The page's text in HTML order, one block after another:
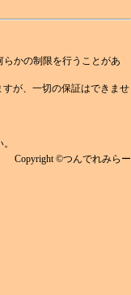
かの制限を行うことがあ
が、一切の保証はできませ
Copyright ©つんでれみらー